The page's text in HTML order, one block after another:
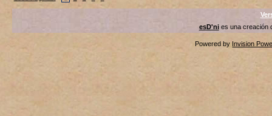
esD'nies una creación
Powered by Invision